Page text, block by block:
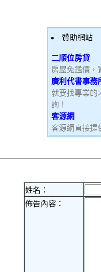
贊助網
二順位房貸
房屋免鑑價，
廣利代書事務
就要找專業的
詢！
客源網
客源網直接提
姓名：
佈告內容：